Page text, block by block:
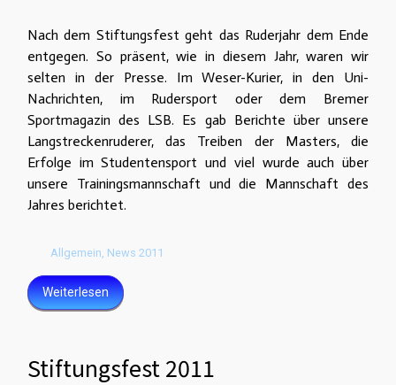
Nach dem Stiftungsfest geht das Ruderjahr dem Ende
entgegen. So präsent, wie in diesem Jahr, waren wir
selten in der Presse. Im Weser-Kurier, in den Uni-
Nachrichten, im Rudersport oder dem Bremer
Sportmagazin des LSB. Es gab Berichte über unsere
Langstreckenruderer, das Treiben der Masters, die
Erfolge im Studentensport und viel wurde auch über
unsere Trainingsmannschaft und die Mannschaft des
Jahres berichtet.
Allgemein, News 2011
Weiterlesen
Stiftungsfest 2011